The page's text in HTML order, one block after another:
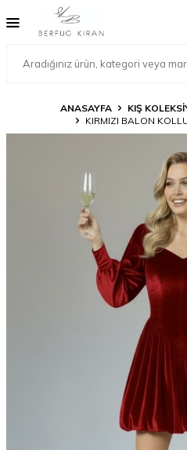
ANASAYFA KIŞ
KIRMIZI BALON